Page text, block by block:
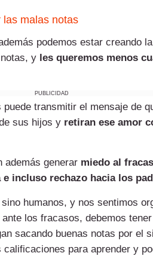
las malas notas
podemos estar creando
y les queremos menos
PUBLICIDAD
transmitir el mensaje de
sus hijos y retiran ese amor
además generar miedo al
incluso rechazo hacia los
humanos, y nos sentimos
los fracasos, debemos
sacando buenas notas por el
para aprender y